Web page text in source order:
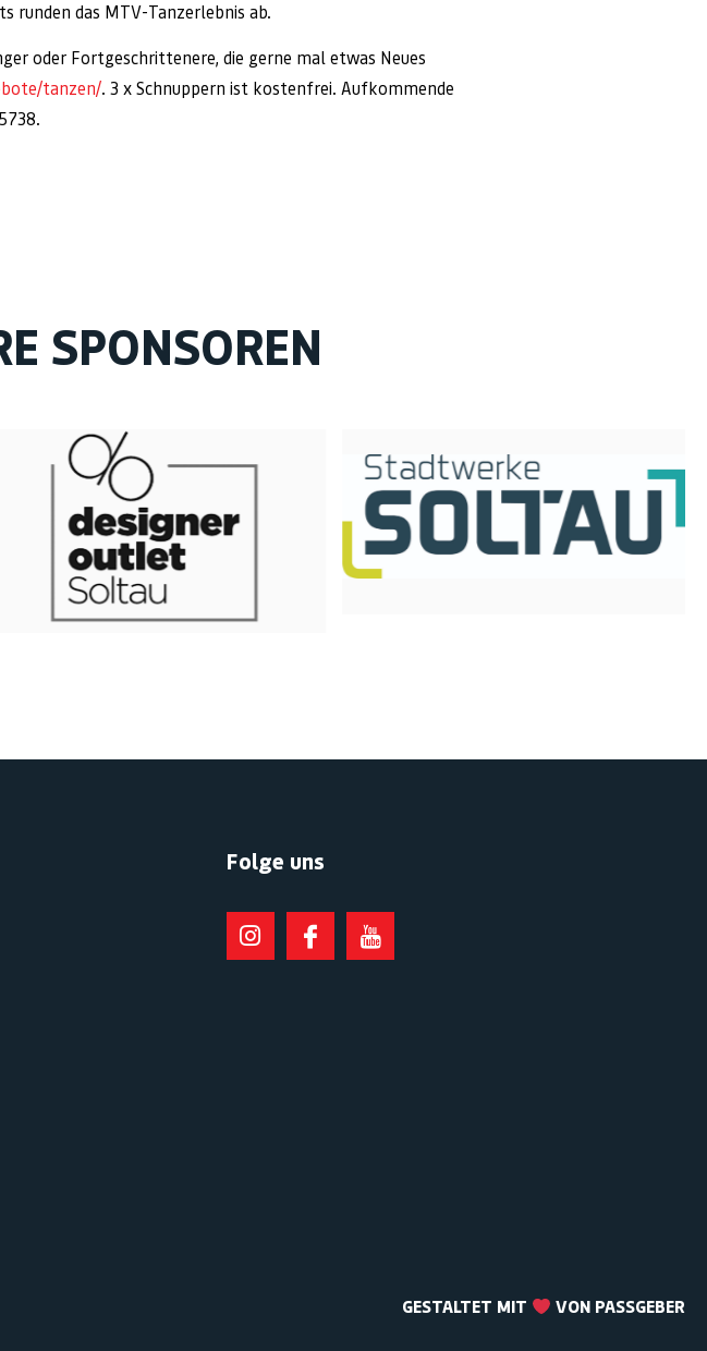
runden das MTV-Tanzerlebnis ab.
oder Fortgeschrittenere, die gerne mal etwas Neues
tanzen/. 3 x Schnuppern ist kostenfrei. Aufkommende
SPONSOREN
Folge uns
GESTALTET MIT VON PASSGEBER